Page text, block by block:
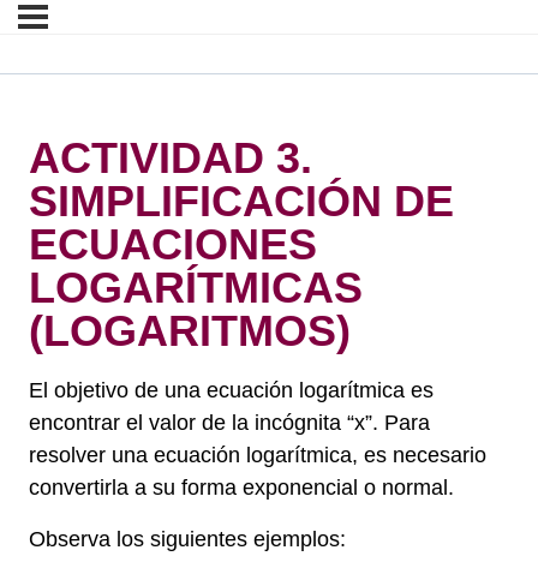
ACTIVIDAD 3.
SIMPLIFICACIÓN DE
ECUACIONES
LOGARÍTMICAS
(LOGARITMOS)
El objetivo de una ecuación logarítmica es
encontrar el valor de la incógnita “x”. Para
resolver una ecuación logarítmica, es necesario
convertirla a su forma exponencial o normal.
Observa los siguientes ejemplos: